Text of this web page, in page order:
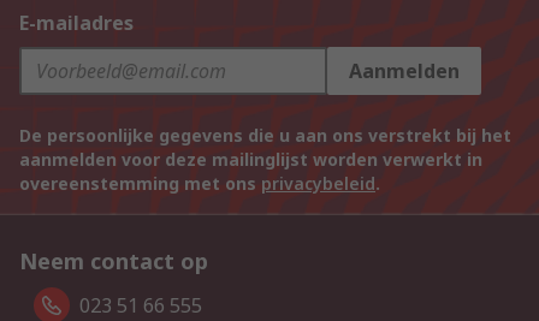
E-mailadres
Aanmelden
De persoonlijke gegevens die u aan ons verstrekt bij het
aanmelden voor deze mailinglijst worden verwerkt in
overeenstemming met ons privacybeleid.
Neem contact op
023 51 66 555